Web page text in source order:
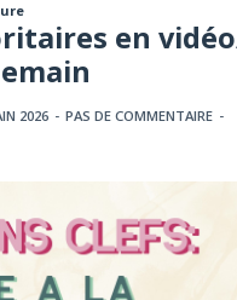
en
2026 - PAS DE COMMENTAIRE -